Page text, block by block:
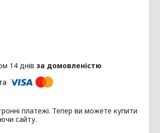
14 днів за домовленістю
платежі. Тепер ви можете купити
сайту.